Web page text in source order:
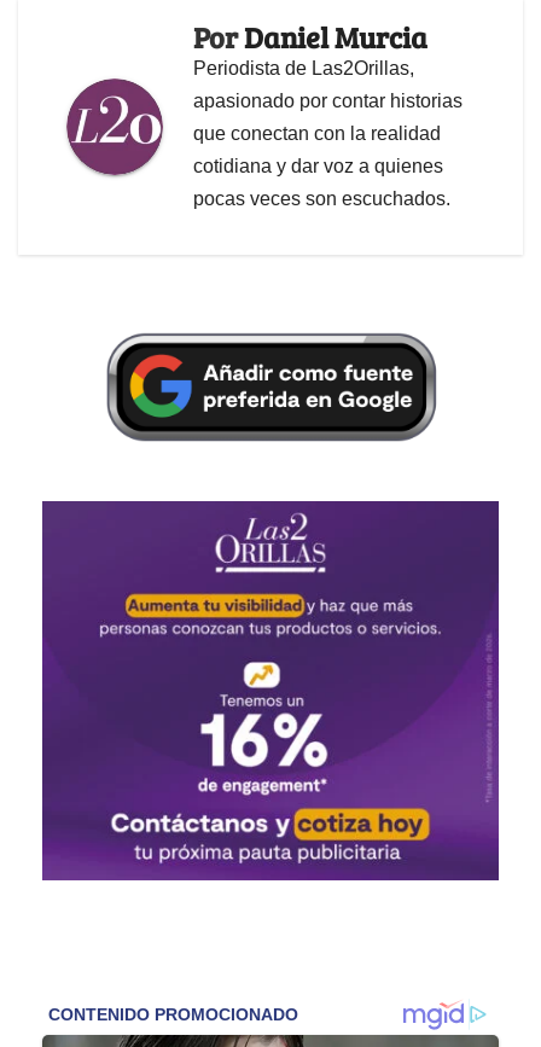
PorDaniel Murcia
Periodista de Las2Orillas,
apasionado por contar historias
que conectan con la realidad
cotidiana y dar voz a quienes
pocas veces son escuchados.